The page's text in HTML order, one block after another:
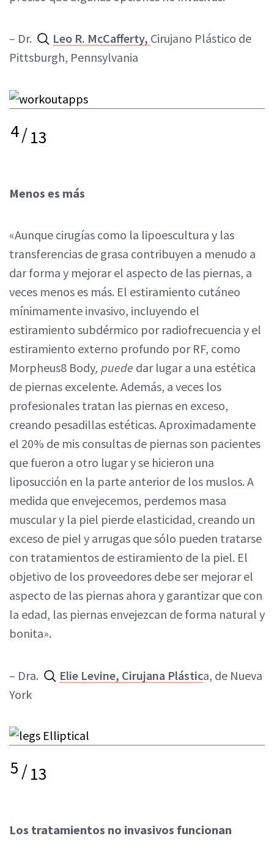
– Dr. Leo R. McCafferty, Cirujano Plástico de
Pittsburgh, Pennsylvania
4/13
Menos es más
«Aunque cirugías como la lipoescultura y las
transferencias de grasa contribuyen a menudo a
dar forma y mejorar el aspecto de las piernas, a
veces menos es más. El estiramiento cutáneo
mínimamente invasivo, incluyendo el
estiramiento subdérmico por radiofrecuencia y el
estiramiento externo profundo por RF, como
Morpheus8 Body, puede dar lugar a una estética
de piernas excelente. Además, a veces los
profesionales tratan las piernas en exceso,
creando pesadillas estéticas. Aproximadamente
el 20% de mis consultas de piernas son pacientes
que fueron a otro lugar y se hicieron una
liposucción en la parte anterior de los muslos. A
medida que envejecemos, perdemos masa
muscular y la piel pierde elasticidad, creando un
exceso de piel y arrugas que sólo pueden tratarse
con tratamientos de estiramiento de la piel. El
objetivo de los proveedores debe ser mejorar el
aspecto de las piernas ahora y garantizar que con
la edad, las piernas envejezcan de forma natural y
bonita».
– Dra. Elie Levine, Cirujana Plástica, de Nueva
York
5/13
Los tratamientos no invasivos funcionan